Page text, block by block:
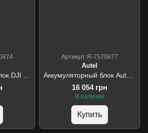
Артикул: R-7570877
Autel
16 054 грн
В наличии
Купить